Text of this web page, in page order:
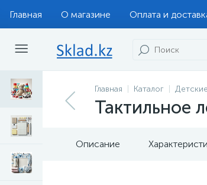
Главная О магазине Оплата и
Главная Каталог
Тактильное
Описание